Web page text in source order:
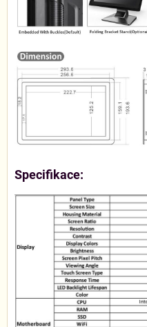
Specifikace: